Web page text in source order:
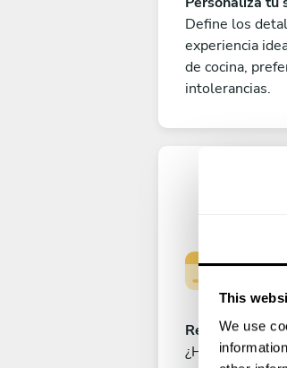
This
We use
Define los
experiencia
de cocina,
intolerancias.
Reserva tu
¿Has cerrado